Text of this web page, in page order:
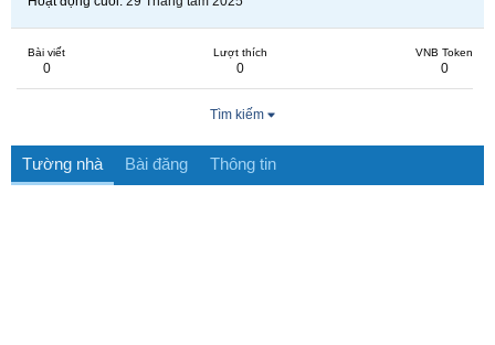
Bài viết
0
Lượt thích
0
VNB Token
0
Tìm kiếm
Tường nhà Bài đăng Thông tin